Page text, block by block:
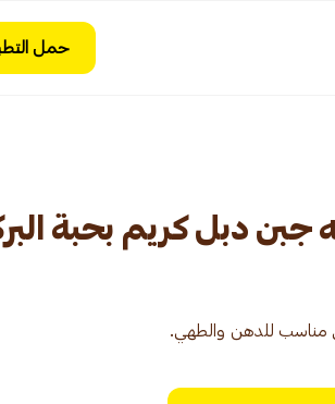
حمل
جبن دبل كريم بحبة
مناسب للدهن والطهي.